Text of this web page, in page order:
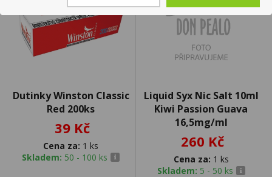
Dutinky Winston Classic
Red 200ks
39 Kč
Cena za: 1 ks
Skladem: 50 - 100 ks
Liquid Syx Nic Salt 10ml
Kiwi Passion Guava
16,5mg/ml
260 Kč
Cena za: 1 ks
Skladem: 5 - 50 ks